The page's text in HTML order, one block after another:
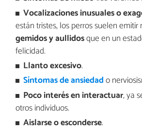
Vocalizaciones inusuales o
están tristes, los perros suelen emitir
gemidos y aullidosque en un
felicidad.
Llanto excesivo.
Síntomas de ansiedado
Poco interés en interactuar, ya
otros individuos.
Aislarse o esconderse.